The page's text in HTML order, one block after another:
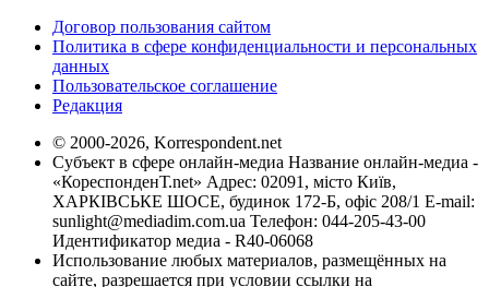
Договор пользования сайтом
Политика в сфере конфиденциальности и персональных
данных
Пользовательское соглашение
Редакция
© 2000-2026, Korrespondent.net
Субъект в сфере онлайн-медиа Название онлайн-медиа -
«КореспонденТ.net» Адрес: 02091, місто Київ,
ХАРКІВСЬКЕ ШОСЕ, будинок 172-Б, офіс 208/1 E-mail:
sunlight@mediadim.com.ua Телефон: 044-205-43-00
Идентификатор медиа - R40-06068
Использование любых материалов, размещённых на
сайте, разрешается при условии ссылки на